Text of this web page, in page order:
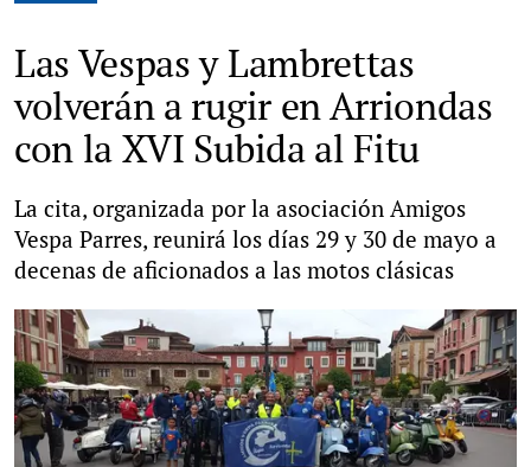
Las Vespas y Lambrettas
volverán a rugir en Arriondas
con la XVI Subida al Fitu
La cita, organizada por la asociación Amigos
Vespa Parres, reunirá los días 29 y 30 de mayo a
decenas de aficionados a las motos clásicas